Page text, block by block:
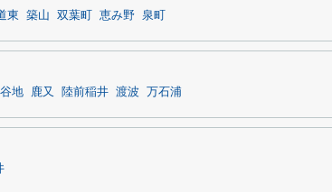
東 築山 双葉町 恵み野 泉町
地 鹿又 陸前稲井 渡波 万石浦